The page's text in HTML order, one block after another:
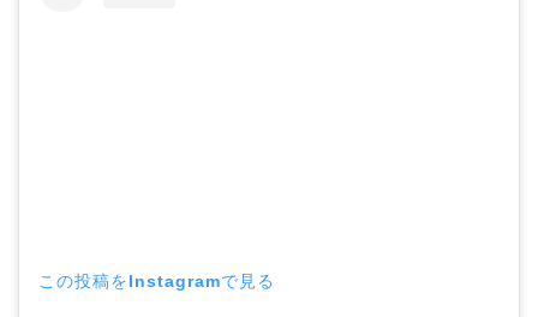
この投稿をInstagramで見る